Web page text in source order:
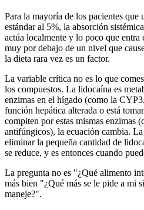
Para la mayoría de los pacientes que
estándar al 5%, la absorción
actúa localmente y lo poco que entra
muy por debajo de un nivel que
la dieta rara vez es un factor.
La variable crítica no es lo que
los compuestos. La lidocaína es
enzimas en el hígado (como la
función hepática alterada o está
compiten por estas mismas enzimas
antifúngicos), la ecuación cambia.
eliminar la pequeña cantidad de
se reduce, y es entonces cuando
La pregunta no es "¿Qué alimento
más bien "¿Qué más se le pide a mi
maneje?".